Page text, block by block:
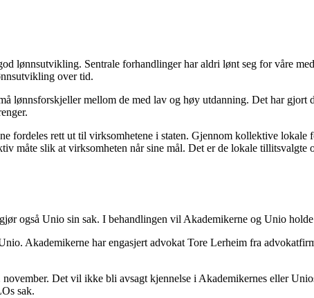
lønnsutvikling. Sentrale forhandlinger har aldri lønt seg for våre
over tid.
lønnsforskjeller mellom de med lav og høy utdanning. Det har
fordeles rett ut til virksomhetene i staten. Gjennom kollektive
måte slik at virksomheten når sine mål. Det er de lokale tillitsvalgte
også Unio sin sak. I behandlingen vil Akademikerne og Unio
Akademikerne har engasjert advokat Tore Lerheim fra
Det vil ikke bli avsagt kjennelse i Akademikernes eller
sak.